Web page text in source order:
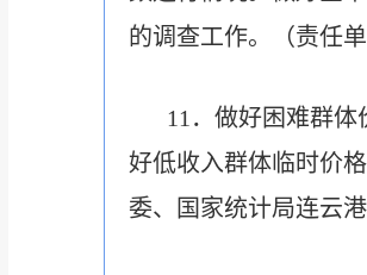
的调查工作。（责任
11．做好困难群
好低收入群体临时价
委、国家统计局连云